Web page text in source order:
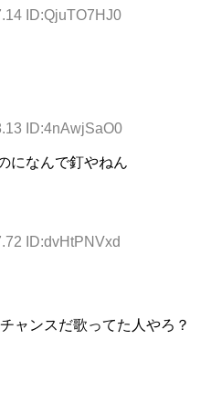
ID:QjuTO7HJ0
ID:4nAwjSaO0
になんで釘やねん
ID:dvHtPNVxd
ャンスだ歌ってた人やろ？